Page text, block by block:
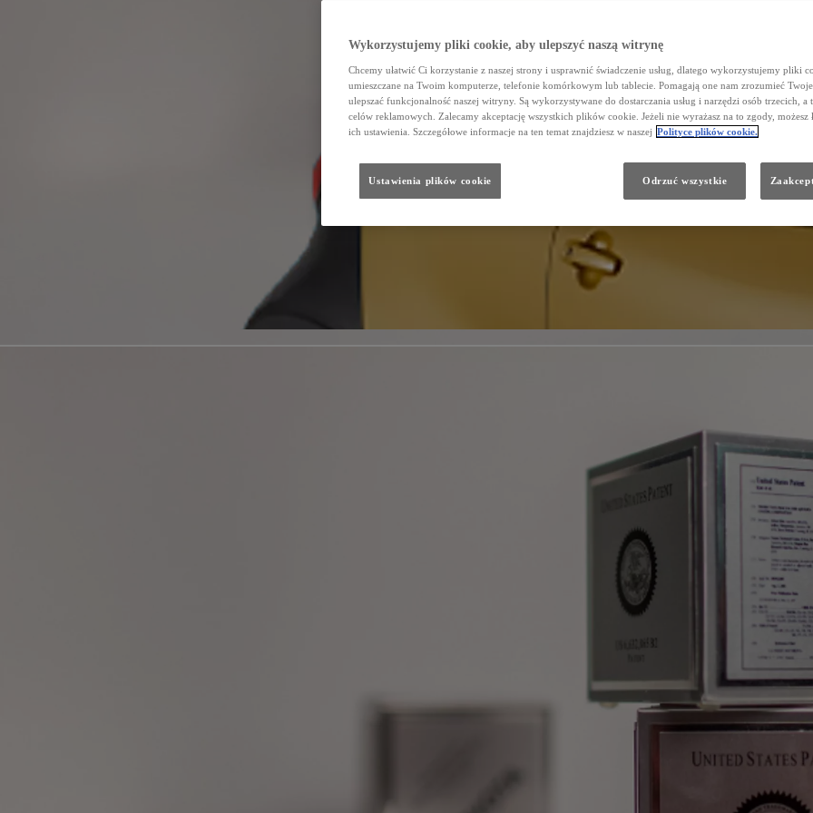
Wykorzystujemy pliki cookie, aby ulepszyć naszą witrynę
Chcemy ułatwić Ci korzystanie z naszej strony i usprawnić świadczenie usług, dlatego wykorzystujemy pliki
umieszczane na Twoim komputerze, telefonie komórkowym lub tablecie. Pomagają one nam zrozumieć
ulepszać funkcjonalność naszej witryny. Są wykorzystywane do dostarczania usług i narzędzi osób trzecich, a
celów reklamowych. Zalecamy akceptację wszystkich plików cookie. Jeżeli nie wyrażasz na to zgody, możesz
ich ustawienia. Szczegółowe informacje na ten temat znajdziesz w naszej Polityce plików cookie.
Ustawienia plików cookie Odrzuć wszystkie